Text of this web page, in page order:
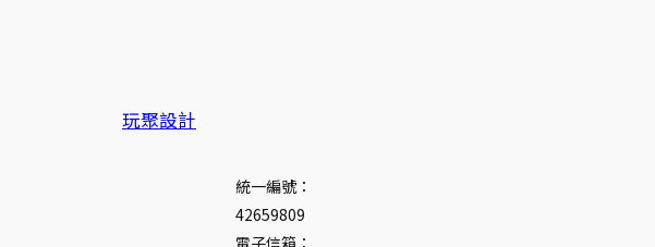
玩聚設計
統一編號：
42659809
電子信箱：